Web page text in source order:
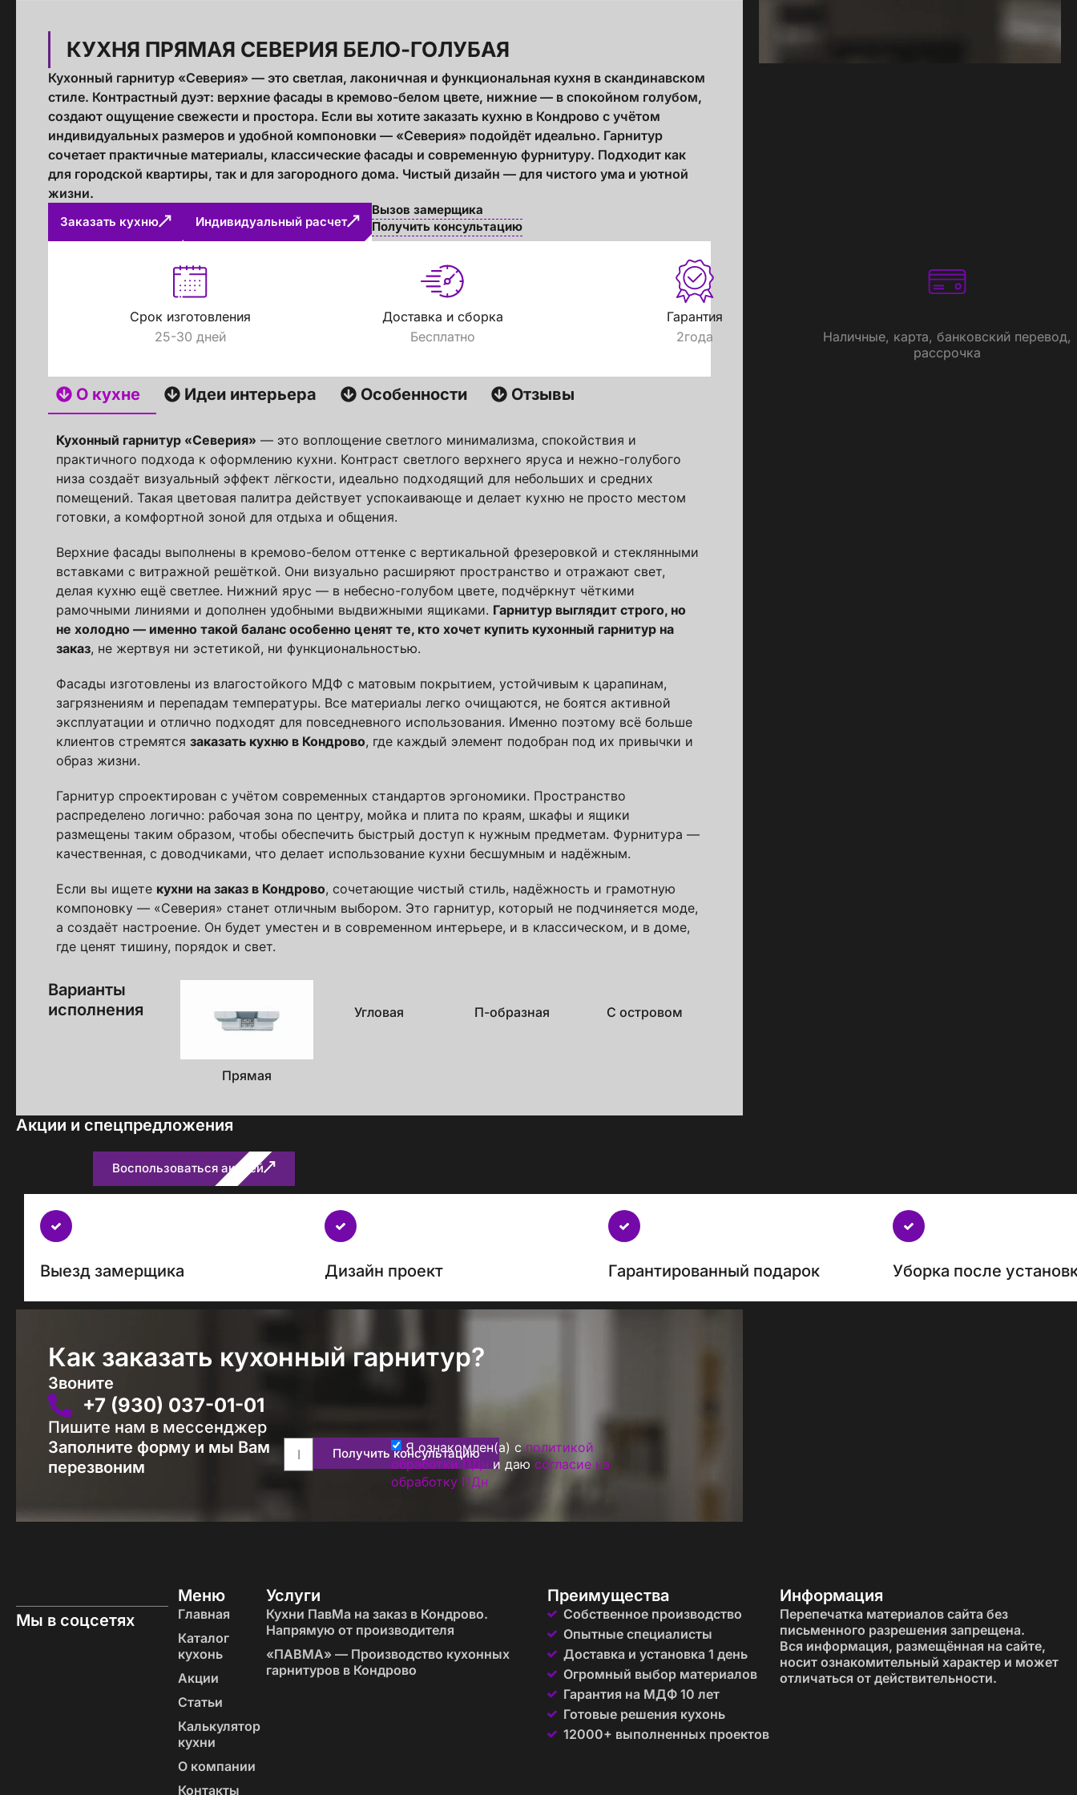
КУХНЯ ПРЯМАЯ СЕВЕРИЯ БЕЛО-ГОЛУБАЯ
Кухонный гарнитур «Северия» — это светлая, лаконичная и функциональная кухня в скандинавском
стиле. Контрастный дуэт: верхние фасады в кремово-белом цвете, нижние — в спокойном голубом,
создают ощущение свежести и простора. Если вы хотите заказать кухню в Кондрово с учётом
индивидуальных размеров и удобной компоновки — «Северия» подойдёт идеально. Гарнитур
сочетает практичные материалы, классические фасады и современную фурнитуру. Подходит как
для городской квартиры, так и для загородного дома. Чистый дизайн — для чистого ума и уютной
жизни.
Заказать кухню Индивидуальный расчет
Вызов замерщика
Получить консультацию
Срок изготовления
25-30 дней
Доставка и сборка
Бесплатно
Гарантия
2года
Наличные, карта, банковский перевод,
рассрочка
О кухне Идеи интерьера Особенности Отзывы
Кухонный гарнитур «Северия» — это воплощение светлого минимализма, спокойствия и
практичного подхода к оформлению кухни. Контраст светлого верхнего яруса и нежно-голубого
низа создаёт визуальный эффект лёгкости, идеально подходящий для небольших и средних
помещений. Такая цветовая палитра действует успокаивающе и делает кухню не просто местом
готовки, а комфортной зоной для отдыха и общения.
Верхние фасады выполнены в кремово-белом оттенке с вертикальной фрезеровкой и стеклянными
вставками с витражной решёткой. Они визуально расширяют пространство и отражают свет,
делая кухню ещё светлее. Нижний ярус — в небесно-голубом цвете, подчёркнут чёткими
рамочными линиями и дополнен удобными выдвижными ящиками. Гарнитур выглядит строго, но
не холодно — именно такой баланс особенно ценят те, кто хочет купить кухонный гарнитур на
заказ, не жертвуя ни эстетикой, ни функциональностью.
Фасады изготовлены из влагостойкого МДФ с матовым покрытием, устойчивым к царапинам,
загрязнениям и перепадам температуры. Все материалы легко очищаются, не боятся активной
эксплуатации и отлично подходят для повседневного использования. Именно поэтому всё больше
клиентов стремятся заказать кухню в Кондрово, где каждый элемент подобран под их привычки и
образ жизни.
Гарнитур спроектирован с учётом современных стандартов эргономики. Пространство
распределено логично: рабочая зона по центру, мойка и плита по краям, шкафы и ящики
размещены таким образом, чтобы обеспечить быстрый доступ к нужным предметам. Фурнитура —
качественная, с доводчиками, что делает использование кухни бесшумным и надёжным.
Если вы ищете кухни на заказ в Кондрово, сочетающие чистый стиль, надёжность и грамотную
компоновку — «Северия» станет отличным выбором. Это гарнитур, который не подчиняется моде,
а создаёт настроение. Он будет уместен и в современном интерьере, и в классическом, и в доме,
где ценят тишину, порядок и свет.
Варианты
исполнения
Прямая
Угловая П-образная С островом
Акции и спецпредложения
Воспользоваться акцией
каждым
проектом
Выезд замерщика Дизайн проект Гарантированный подарок Уборка после
Как заказать кухонный гарнитур?
Звоните
+7 (930) 037-01-01
Пишите нам в мессенджер
Заполните форму и мы Вам
перезвоним
Получить консультацию
Я ознакомлен(а) сполитикой
обработки ПДн и даю согласие на
обработку ПДн
Мы в соцсетях
Меню
Главная
Каталог
кухонь
Акции
Статьи
Калькулятор
кухни
О компании
Контакты
Услуги
Кухни ПавМа на заказ в Кондрово.
Напрямую от производителя
«‎ПАВМА» — Производство кухонных
гарнитуров в Кондрово
Преимущества
Собственное производство
Опытные специалисты
Доставка и установка 1 день
Огромный выбор материалов
Гарантия на МДФ 10 лет
Готовые решения кухонь
12000+ выполненных проектов
Информация
Перепечатка материалов сайта без
письменного разрешения запрещена.
Вся информация, размещённая на сайте,
носит ознакомительный характер и может
отличаться от действительности.
Стойте! Подождите!
Скачайте бесплатно
Каталог авторских кухонь ПавМа,
популярных в 2026 году
Выберите куда Вам выслать?
Получить файл сейчас
на обработку ПДн